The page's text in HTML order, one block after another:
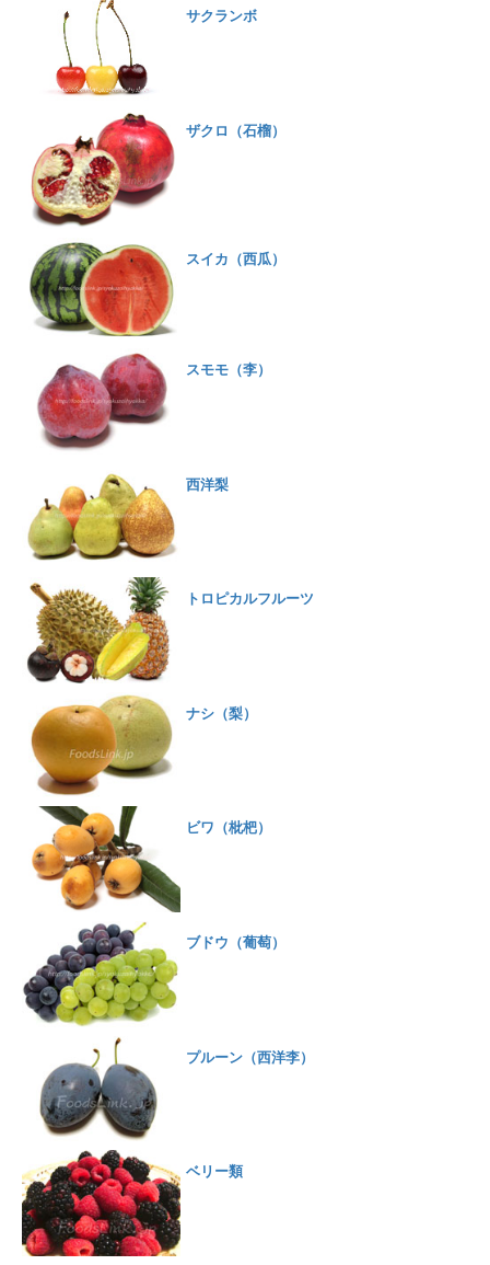
サクランボ
ザクロ（石榴）
スイカ（西瓜）
スモモ（李）
西洋梨
トロピカルフルーツ
ナシ（梨）
ビワ（枇杷）
ブドウ（葡萄）
プルーン（西洋李）
ベリー類